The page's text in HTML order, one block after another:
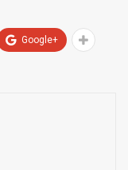
Google+